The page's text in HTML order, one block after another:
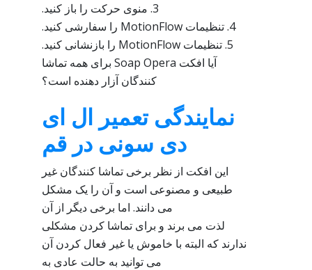
3. منوی حرکت را باز کنید.
4. تنظیمات MotionFlow را سفارشی کنید.
5. تنظیمات MotionFlow را بازنشانی کنید.
آیا افکت Soap Opera برای همه تماشا
کنندگان آزار دهنده است؟
نمایندگی تعمیر ال ای
دی سونی در قم
این افکت از نظر برخی تماشا کنندگان غیر
طبیعی و مصنوعی است و آن را یک مشکل
می دانند. اما برخی دیگر از آن
لذت می برند و برای تماشا کردن مشکلی
ندارند که البته با خاموش یا غیر فعال کردن آن
می توانید به حالت عادی به